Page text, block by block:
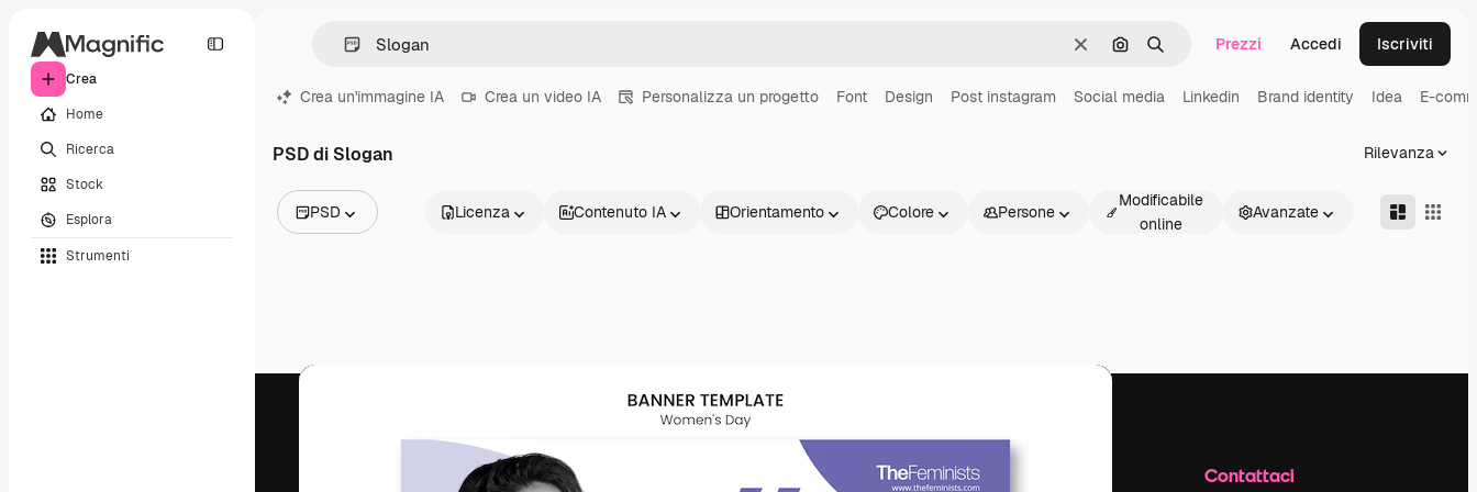
Crea
Home
Ricerca
Stock
Esplora
Strumenti
CancellaCerca per immagine
Ricerca Prezzi Accedi Iscriviti
Crea un'immagine IA Crea un video IA Personalizza un progetto Font Design Post instagram Social media Linkedin Brand identity Idea E-
PSD di Slogan Rilevanza
PSD
Video
Licenza Contenuto IA Orientamento Colore Persone
Modificabile
online
Avanzate
Inizia Contattaci